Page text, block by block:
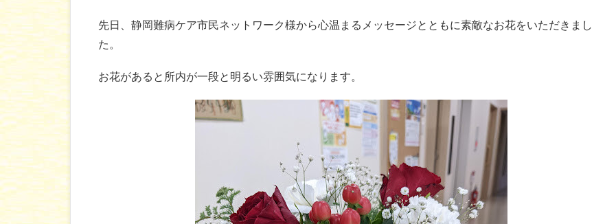
先日、静岡難病ケア市民ネットワーク様から心温まるメッセージとともに素敵なお花をいただきまし
た。
お花があると所内が一段と明るい雰囲気になります。